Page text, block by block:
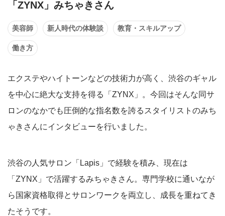
「ZYNX」みちゃきさん
美容師 新人時代の体験談 教育・スキルアップ
働き方
エクステやハイトーンなどの技術力が高く、渋谷のギャル
を中心に絶大な支持を得る「ZYNX」。今回はそんな同サ
ロンのなかでも圧倒的な指名数を誇るスタイリストのみち
ゃきさんにインタビューを行いました。
渋谷の人気サロン「Lapis」で経験を積み、現在は
「ZYNX」で活躍するみちゃきさん。専門学校に通いなが
ら国家資格取得とサロンワークを両立し、成長を重ねてき
たそうです。